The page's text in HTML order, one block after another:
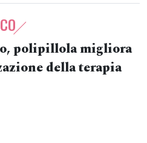
polipillola migliora
della terapia